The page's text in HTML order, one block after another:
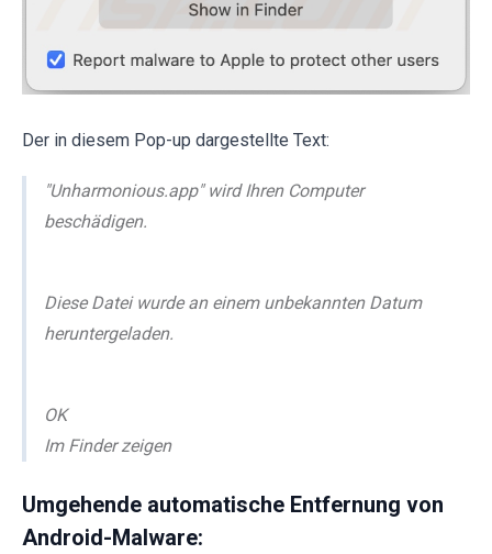
Der in diesem Pop-up dargestellte Text:
"Unharmonious.app" wird Ihren Computer
beschädigen.
Diese Datei wurde an einem unbekannten Datum
heruntergeladen.
OK
Im Finder zeigen
Umgehende automatische Entfernung von
Android-Malware: